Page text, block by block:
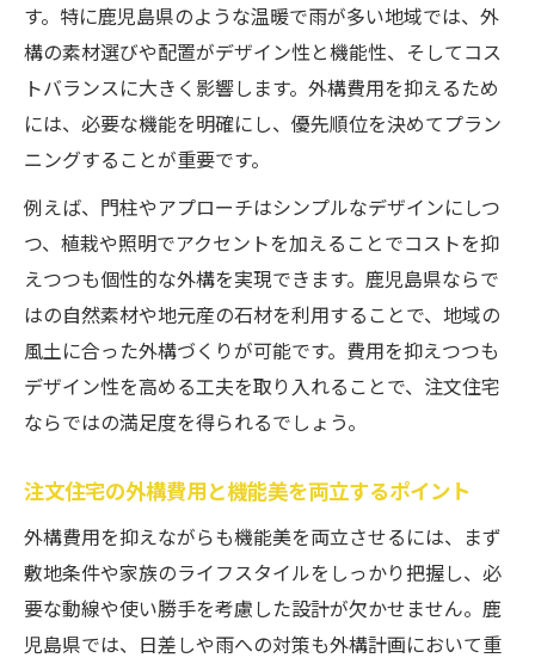
す。特に鹿児島県のような温暖で雨が多い地域では、外
構の素材選びや配置がデザイン性と機能性、そしてコス
トバランスに大きく影響します。外構費用を抑えるため
には、必要な機能を明確にし、優先順位を決めてプラン
ニングすることが重要です。
例えば、門柱やアプローチはシンプルなデザインにしつ
つ、植栽や照明でアクセントを加えることでコストを抑
えつつも個性的な外構を実現できます。鹿児島県ならで
はの自然素材や地元産の石材を利用することで、地域の
風土に合った外構づくりが可能です。費用を抑えつつも
デザイン性を高める工夫を取り入れることで、注文住宅
ならではの満足度を得られるでしょう。
注文住宅の外構費用と機能美を両立するポイント
外構費用を抑えながらも機能美を両立させるには、まず
敷地条件や家族のライフスタイルをしっかり把握し、必
要な動線や使い勝手を考慮した設計が欠かせません。鹿
児島県では、日差しや雨への対策も外構計画において重